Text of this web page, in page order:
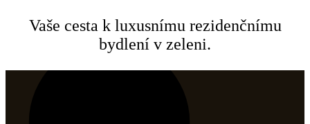
Vaše cesta k luxusnímu rezidenčnímu
bydlení v zeleni.